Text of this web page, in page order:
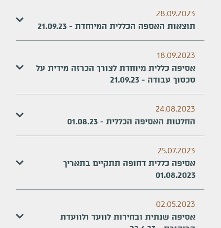
28.09.2023
תוצאות האספה הכללית המיוחדת - 21.09.23
18.09.2023
אסיפה כללית מיוחדת לצורך הכרזה מידית על
סכסוך עבודה - 21.09.23
24.08.2023
החלטות האסיפה הכללית - 01.08.23
25.07.2023
אסיפה כללית דחופה תתקיים בתאריך
01.08.2023
02.05.2023
אסיפה שנתית ובחירות לוועד ולוועדת